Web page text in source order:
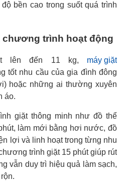
bền cao trong suốt quá trình
trình hoạt động
lên đến 11 kg, máy giặt
tốt nhu cầu của gia đình đông
hoặc những ai thường xuyên
áo.
giặt thông minh như đồ thể
làm mới bằng hơi nước, đồ
lợi và linh hoạt trong từng nhu
trình giặt 15 phút giúp rút
vẫn duy trì hiệu quả làm sạch,